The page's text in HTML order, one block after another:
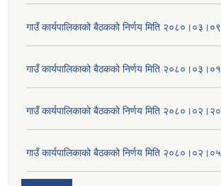
गाउँ कार्यपालिकाको बैठकको निर्णय मिति २०८०।०३।०९
गाउँ कार्यपालिकाको बैठकको निर्णय मिति २०८०।०३।०१
गाउँ कार्यपालिकाको बैठकको निर्णय मिति २०८०।०२।२०
गाउँ कार्यपालिकाको बैठकको निर्णय मिति २०८०।०२।०५